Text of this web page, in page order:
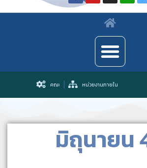
คณะ หน่วยงานภายใน
มิถุนายน